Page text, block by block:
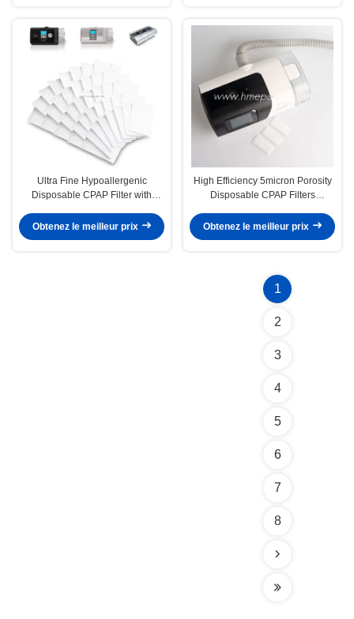
Ultra Fine Hypoallergenic
Disposable CPAP Filter with
Porosity for Resmed Airsense 10
Obtenez le meilleur prix
High Efficiency 5micron Porosity
Disposable CPAP Filters
11 with 1 Year Warranty
Obtenez le meilleur prix
1
2
3
4
5
6
7
8